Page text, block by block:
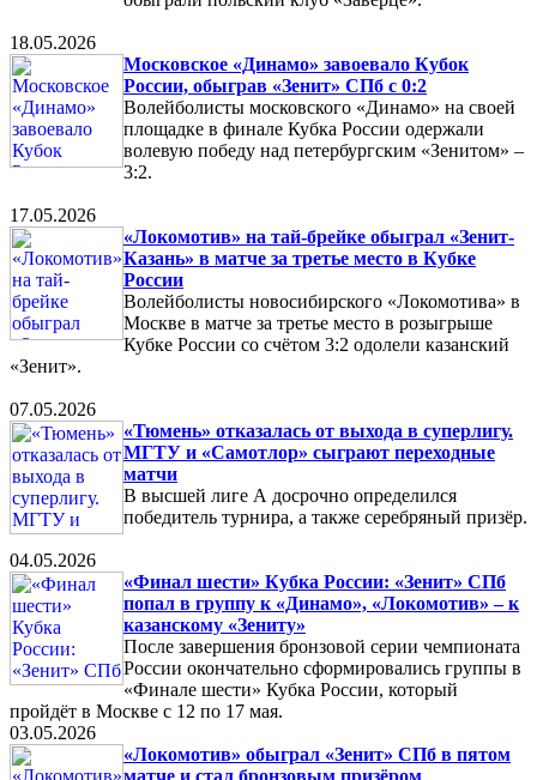
18.05.2026
Московское «Динамо» завоевало Кубок
России, обыграв «Зенит» СПб с 0:2
Волейболисты московского «Динамо» на своей
площадке в финале Кубка России одержали
волевую победу над петербургским «Зенитом» –
3:2.
17.05.2026
«Локомотив» на тай-брейке обыграл «Зенит-
Казань» в матче за третье место в Кубке
России
Волейболисты новосибирского «Локомотива» в
Москве в матче за третье место в розыгрыше
Кубке России со счётом 3:2 одолели казанский
«Зенит».
07.05.2026
«Тюмень» отказалась от выхода в суперлигу.
МГТУ и «Самотлор» сыграют переходные
матчи
В высшей лиге А досрочно определился
победитель турнира, а также серебряный призёр.
04.05.2026
«Финал шести» Кубка России: «Зенит» СПб
попал в группу к «Динамо», «Локомотив» – к
казанскому «Зениту»
После завершения бронзовой серии чемпионата
России окончательно сформировались группы в
«Финале шести» Кубка России, который
пройдёт в Москве с 12 по 17 мая.
03.05.2026
«Локомотив» обыграл «Зенит» СПб в пятом
матче и стал бронзовым призёром